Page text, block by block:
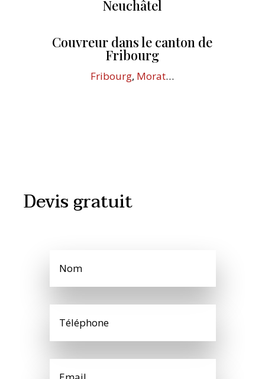
Neuchâtel
Couvreur dans le canton de
Fribourg
Fribourg, Morat…
Devis gratuit